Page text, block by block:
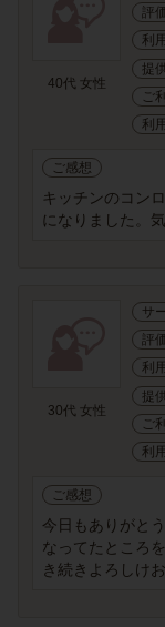
40代 女性
評
利
提
ご
利
ご感想
キッチンのコン
になりました。
30代 女性
サ
評
利
提
ご
利
ご感想
今日もありがと
なってたところ
き続きよろしけ